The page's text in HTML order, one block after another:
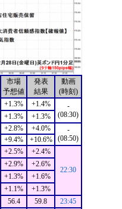
市場
予想値
発表
結果
動画
(時刻)
+1.3% +1.4%
-
(08:30)
+1.3%
+1.3%
+2.8% +4.0%
-
(08:50)
+9.4%
+10.6%
+2.5% +2.4%
22:30
+2.9%
+2.6%
+1.3%
+1.6%
+1.1%
+1.3%
56.4 59.8
23:45